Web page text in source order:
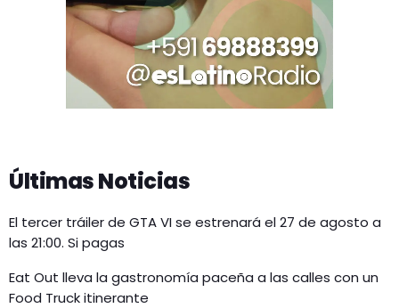
Últimas Noticias
El tercer tráiler de GTA VI se estrenará el 27 de agosto a
las 21:00. Si pagas
Eat Out lleva la gastronomía paceña a las calles con un
Food Truck itinerante